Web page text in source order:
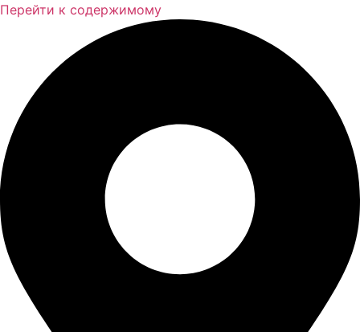
Перейти к содержимому